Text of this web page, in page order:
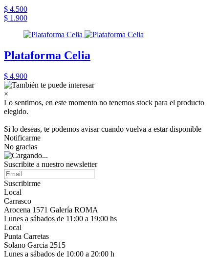
$ 4.500
$ 1.900
Plataforma Celia
$ 4.900
×
Lo sentimos, en este momento no tenemos stock para el producto
elegido.
Si lo deseas, te podemos avisar cuando vuelva a estar disponible
Notificarme
No gracias
Suscribite a nuestro newsletter
Suscribirme
Local
Carrasco
Arocena 1571 Galería ROMA
Lunes a sábados de 11:00 a 19:00 hs
Local
Punta Carretas
Solano Garcia 2515
Lunes a sábados de 10:00 a 20:00 h